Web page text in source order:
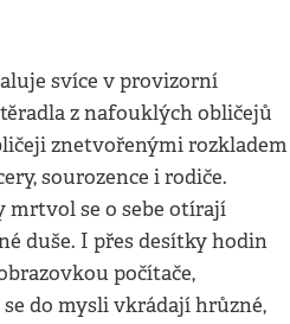
svíce v provizorní
z nafouklých obličejů
znetvořenými rozkladem
sourozence i rodiče.
mrtvol se o sebe otírají
duše. I přes desítky hodin
počítače,
do mysli vkrádají hrůzné,